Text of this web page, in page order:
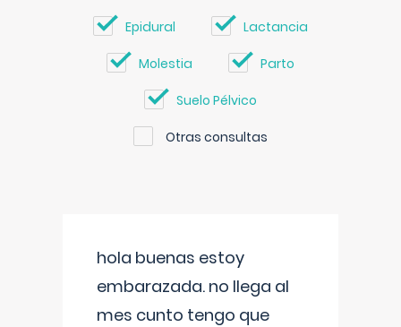
Epidural Lactancia
Molestia Parto
Suelo Pélvico
Otras consultas
hola buenas estoy
embarazada. no llega al
mes cunto tengo que